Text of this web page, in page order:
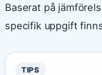
Baserat på
specifik uppgift
TIPS